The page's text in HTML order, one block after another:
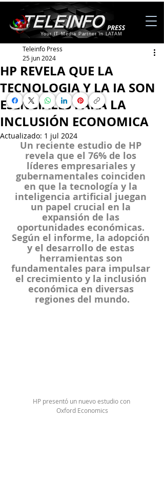
Your IT Media Partner in LATAM
HP REVELA QUE LA
TECNOLOGIA Y LA IA SON
ESENCIALES PARA LA
INCLUSIÓN ECONOMICA
Teleinfo Press
25 jun 2024
Actualizado: 1 jul 2024
Un reciente estudio de HP
revela que el 76% de los
líderes empresariales y
gubernamentales coinciden
en que la tecnología y la
inteligencia artificial juegan
un papel crucial en la
expansión de las
oportunidades económicas.
Según el informe, la adopción
y el desarrollo de estas
herramientas son
fundamentales para impulsar
el crecimiento y la inclusión
económica en diversas
regiones del mundo.
HP presentó un nuevo estudio con
Oxford Economics